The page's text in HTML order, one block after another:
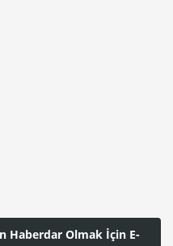
Haberdar Olmak İçin E-